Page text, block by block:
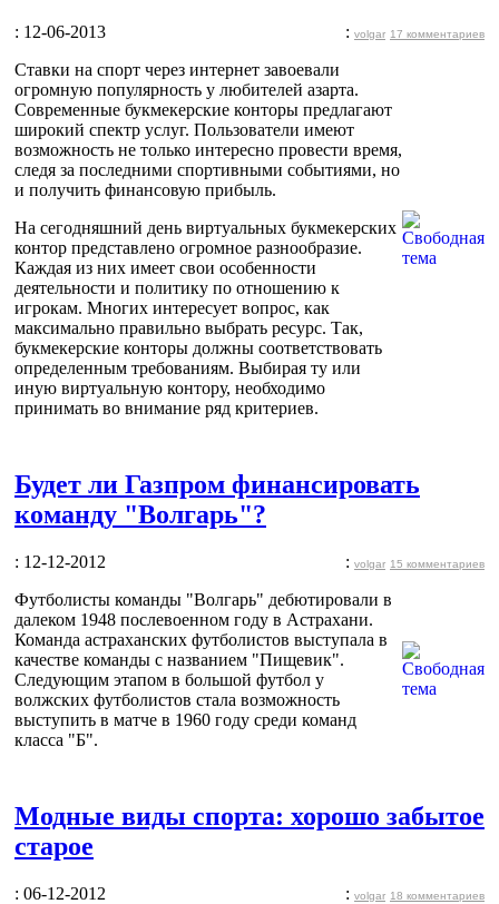
: 12-06-2013 : volgar 17 комментариев
Ставки на спорт через интернет завоевали
огромную популярность у любителей азарта.
Современные букмекерские конторы предлагают
широкий спектр услуг. Пользователи имеют
возможность не только интересно провести время,
следя за последними спортивными событиями, но
и получить финансовую прибыль.
На сегодняшний день виртуальных букмекерских
контор представлено огромное разнообразие.
Каждая из них имеет свои особенности
деятельности и политику по отношению к
игрокам. Многих интересует вопрос, как
максимально правильно выбрать ресурс. Так,
букмекерские конторы должны соответствовать
определенным требованиям. Выбирая ту или
иную виртуальную контору, необходимо
принимать во внимание ряд критериев.
Будет ли Газпром финансировать
команду "Волгарь"?
: 12-12-2012 : volgar 15 комментариев
Футболисты команды "Волгарь" дебютировали в
далеком 1948 послевоенном году в Астрахани.
Команда астраханских футболистов выступала в
качестве команды с названием "Пищевик".
Следующим этапом в большой футбол у
волжских футболистов стала возможность
выступить в матче в 1960 году среди команд
класса "Б".
Модные виды спорта: хорошо забытое
старое
: 06-12-2012 : volgar 18 комментариев